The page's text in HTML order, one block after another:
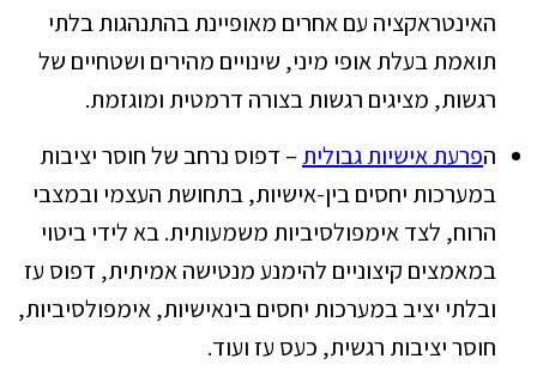
האינטראקציה עם אחרים מאופיינת בהתנהגות בלתי
תואמת בעלת אופי מיני, שינויים מהירים ושטחיים של
רגשות, מציגים רגשות בצורה דרמטית ומוגזמת.
הפרעת אישיות גבולית – דפוס נרחב של חוסר יציבות
במערכות יחסים בין-אישיות, בתחושת העצמי ובמצבי
הרוח, לצד אימפולסיביות משמעותית. בא לידי ביטוי
במאמצים קיצוניים להימנע מנטישה אמיתית, דפוס עז
ובלתי יציב במערכות יחסים בינאישיות, אימפולסיביות,
חוסר יציבות רגשית, כעס עז ועוד.